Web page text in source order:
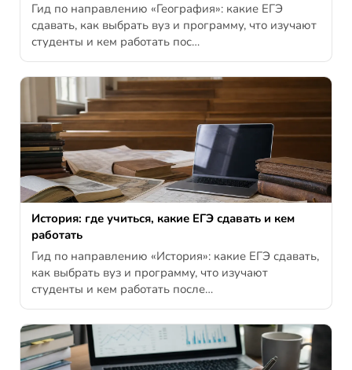
Гид по направлению «География»: какие ЕГЭ
сдавать, как выбрать вуз и программу, что изучают
студенты и кем работать пос…
История: где учиться, какие ЕГЭ сдавать и кем
работать
Гид по направлению «История»: какие ЕГЭ сдавать,
как выбрать вуз и программу, что изучают
студенты и кем работать после…